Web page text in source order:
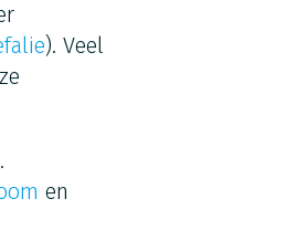
). Veel
en